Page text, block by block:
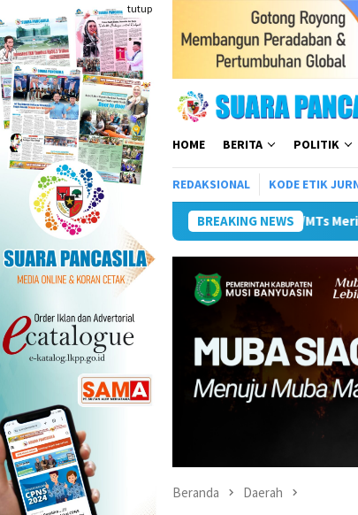
ke
konten
tutup
HOME BERITA POLITIK
REDAKSIONAL KODE ETIK
BREAKING NEWS
ke-81 RI Pemkot Lubuk Linggau Sosialisasikan
Beranda Daerah